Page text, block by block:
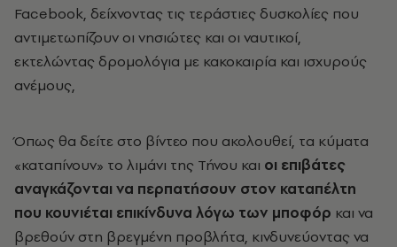
Facebook, δείχνοντας τις τεράστιες δυσκολίες που
αντιμετωπίζουν οι νησιώτες και οι ναυτικοί,
εκτελώντας δρομολόγια με κακοκαιρία και ισχυρούς
ανέμους,
Όπως θα δείτε στο βίντεο που ακολουθεί, τα κύματα
«καταπίνουν» το λιμάνι της Τήνου και οι επιβάτες
αναγκάζονται να περπατήσουν στον καταπέλτη
που κουνιέται επικίνδυνα λόγω των μποφόρ και να
βρεθούν στη βρεγμένη προβλήτα, κινδυνεύοντας να